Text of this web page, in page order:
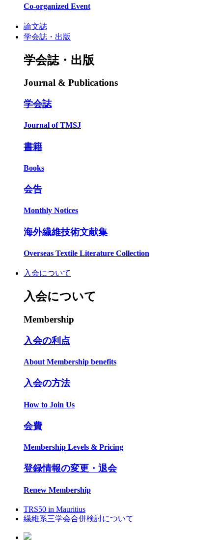
Co-organized Event
論文誌
学会誌・出版
学会誌・出版
Journal & Publications
学会誌
Journal of TMSJ
書籍
Books
会告
Monthly Notices
海外繊維技術文献集
Overseas Textile Literature Collection
入会について
入会について
Membership
入会の利点
About Membership benefits
入会の方法
How to Join Us
会費
Membership Levels & Pricing
登録情報の変更・退会
Renew Membership
TRS50 in Mauritius
繊維系三学会合併検討について